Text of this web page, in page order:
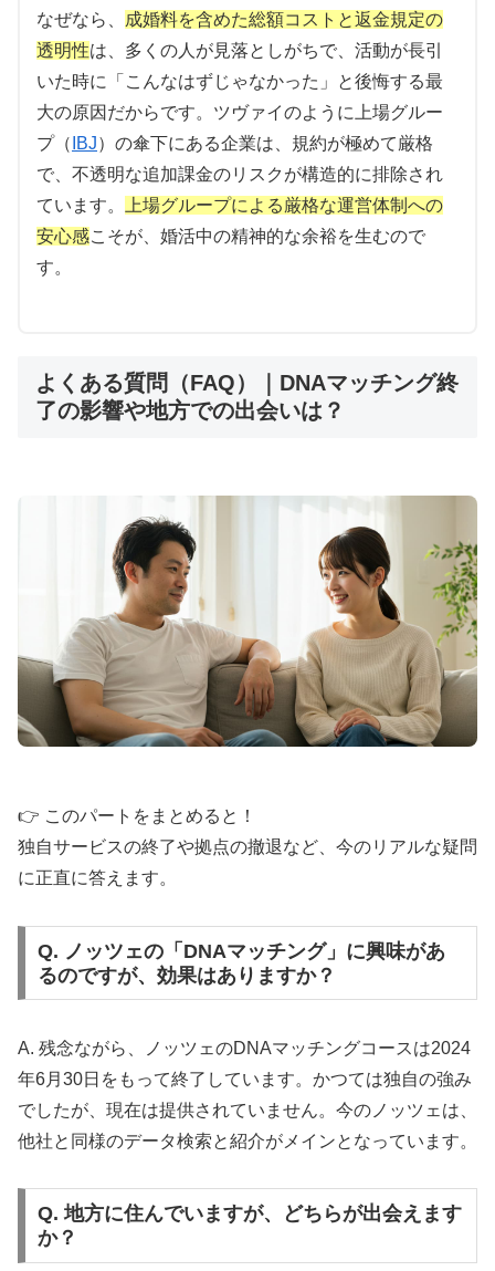
お試し感覚で始められるサブスク型結婚相談所。面
談から手続きまで完全オンライン対応。
サブスク婚活をチェック
🏢 厳選17社
の一括資料請求
💰
完全無料 ・支援金最大10万円
複数の結婚相談所を効率的に比較検討。年代に合わ
せた厳選17社の資料を無料で一括請求。
比較ネットで一括資料請求
なぜなら、
成婚料を含めた総額コストと返金規定の
透明性は、多くの人が見落としがちで、活動が長引
いた時に「こんなはずじゃなかった」と後悔する最
大の原因だからです。ツヴァイのように上場グルー
プ（ IBJ）の傘下にある企業は、規約が極めて厳格
で、不透明な追加課金のリスクが構造的に排除され
ています。
上場グループによる厳格な運営体制への
安心感こそが、婚活中の精神的な余裕を生むので
す。
よくある質問（FAQ）｜DNAマッチング終
了の影響や地方での出会いは？
👉 このパートをまとめると！
独自サービスの終了や拠点の撤退など、今のリアルな疑問
に正直に答えます。
Q. ノッツェの「DNAマッチング」に興味があ
るのですが、効果はありますか？
A. 残念ながら、ノッツェのDNAマッチングコースは2024
年6月30日をもって終了しています。かつては独自の強み
でしたが、現在は提供されていません。今のノッツェは、
他社と同様のデータ検索と紹介がメインとなっています。
Q. 地方に住んでいますが、どちらが出会えます
か？